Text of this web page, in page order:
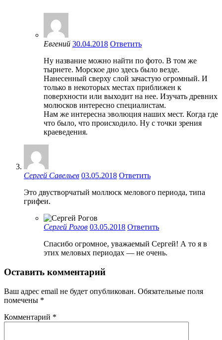
Евгений 30.04.2018 Ответить
Ну название можно найти по фото. В том же
тырнете. Морское дно здесь было везде.
Нанесенный сверху слой зачастую огромный. И
только в некоторых местах приближен к
поверхности или выходит на нее. Изучать древних
молюсков интересно специалистам.
Нам же интересна эволюция наших мест. Когда где
что было, что происходило. Ну с точки зрения
краеведения.
Сергей Савельев 03.05.2018 Ответить
Это двустворчатый моллюск мелового периода, типа
грифеи.
Сергей Рогов 03.05.2018 Ответить
Спасибо огромное, уважаемый Сергей! А то я в
этих меловых периодах — не очень.
Оставить комментарий
Ваш адрес email не будет опубликован. Обязательные поля
помечены *
Комментарий *